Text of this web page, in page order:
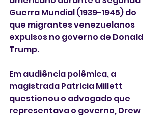
Guerra Mundial (1939-1945) do
que migrantes venezuelanos
expulsos no governo de Donald
Trump.
Em audiência polêmica, a
magistrada Patricia Millett
questionou o advogado que
representava o governo, Drew